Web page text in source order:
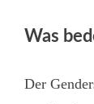
Was
Der